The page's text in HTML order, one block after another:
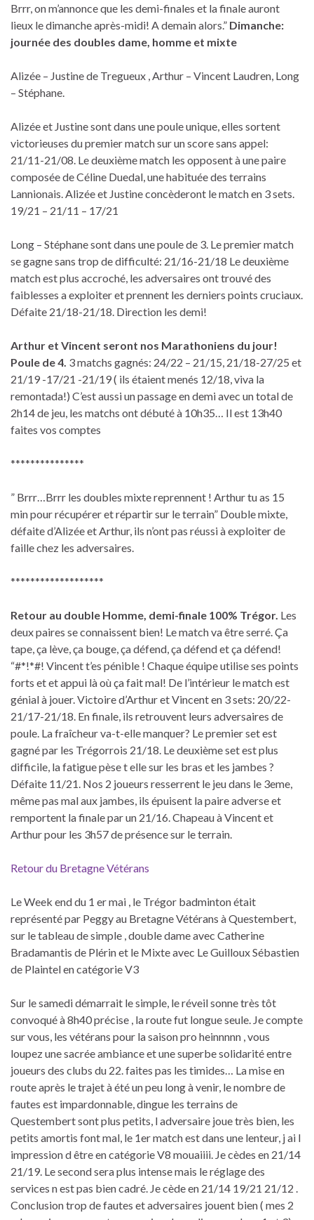
Brrr, on m’annonce que les demi-finales et la finale auront
lieux le dimanche après-midi! A demain alors.” Dimanche:
journée des doubles dame, homme et mixte
Alizée – Justine de Tregueux , Arthur – Vincent Laudren, Long
– Stéphane.
Alizée et Justine sont dans une poule unique, elles sortent
victorieuses du premier match sur un score sans appel:
21/11-21/08. Le deuxième match les opposent à une paire
composée de Céline Duedal, une habituée des terrains
Lannionais. Alizée et Justine concèderont le match en 3 sets.
19/21 – 21/11 – 17/21
Long – Stéphane sont dans une poule de 3. Le premier match
se gagne sans trop de difficulté: 21/16-21/18 Le deuxième
match est plus accroché, les adversaires ont trouvé des
faiblesses a exploiter et prennent les derniers points cruciaux.
Défaite 21/18-21/18. Direction les demi!
Arthur et Vincent seront nos Marathoniens du jour!
Poule de 4. 3 matchs gagnés: 24/22 – 21/15, 21/18-27/25 et
21/19 -17/21 -21/19 ( ils étaient menés 12/18, viva la
remontada!) C’est aussi un passage en demi avec un total de
2h14 de jeu, les matchs ont débuté à 10h35… Il est 13h40
faites vos comptes
***************
” Brrr…Brrr les doubles mixte reprennent ! Arthur tu as 15
min pour récupérer et répartir sur le terrain” Double mixte,
défaite d’Alizée et Arthur, ils n’ont pas réussi à exploiter de
faille chez les adversaires.
*******************
Retour au double Homme, demi-finale 100% Trégor. Les
deux paires se connaissent bien! Le match va être serré. Ça
tape, ça lève, ça bouge, ça défend, ça défend et ça défend!
“#*!*#! Vincent t’es pénible ! Chaque équipe utilise ses points
forts et et appui là où ça fait mal! De l’intérieur le match est
génial à jouer. Victoire d’Arthur et Vincent en 3 sets: 20/22-
21/17-21/18. En finale, ils retrouvent leurs adversaires de
poule. La fraîcheur va-t-elle manquer? Le premier set est
gagné par les Trégorrois 21/18. Le deuxième set est plus
difficile, la fatigue pèse t elle sur les bras et les jambes ?
Défaite 11/21. Nos 2 joueurs resserrent le jeu dans le 3eme,
même pas mal aux jambes, ils épuisent la paire adverse et
remportent la finale par un 21/16. Chapeau à Vincent et
Arthur pour les 3h57 de présence sur le terrain.
Retour du Bretagne Vétérans
Le Week end du 1 er mai , le Trégor badminton était
représenté par Peggy au Bretagne Vétérans à Questembert,
sur le tableau de simple , double dame avec Catherine
Bradamantis de Plérin et le Mixte avec Le Guilloux Sébastien
de Plaintel en catégorie V3
Sur le samedi démarrait le simple, le réveil sonne très tôt
convoqué à 8h40 précise , la route fut longue seule. Je compte
sur vous, les vétérans pour la saison pro heinnnnn , vous
loupez une sacrée ambiance et une superbe solidarité entre
joueurs des clubs du 22. faites pas les timides… La mise en
route après le trajet à été un peu long à venir, le nombre de
fautes est impardonnable, dingue les terrains de
Questembert sont plus petits, l adversaire joue très bien, les
petits amortis font mal, le 1er match est dans une lenteur, j ai l
impression d être en catégorie V8 mouaiiii. Je cèdes en 21/14
21/19. Le second sera plus intense mais le réglage des
services n est pas bien cadré. Je cède en 21/14 19/21 21/12 .
Conclusion trop de fautes et adversaires jouent bien ( mes 2